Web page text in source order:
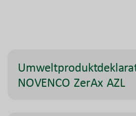
NOVENCO ZerAx AZL